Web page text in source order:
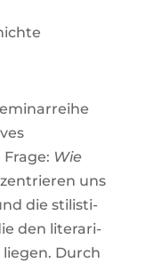
Wie
uns
die sti­lis­ti­
den lite­ra­ri­
Durch